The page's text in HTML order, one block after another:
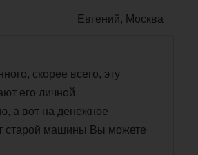
Евгений, Москва
скорее всего, эту
его личной
а вот на денежное
старой машины Вы можете